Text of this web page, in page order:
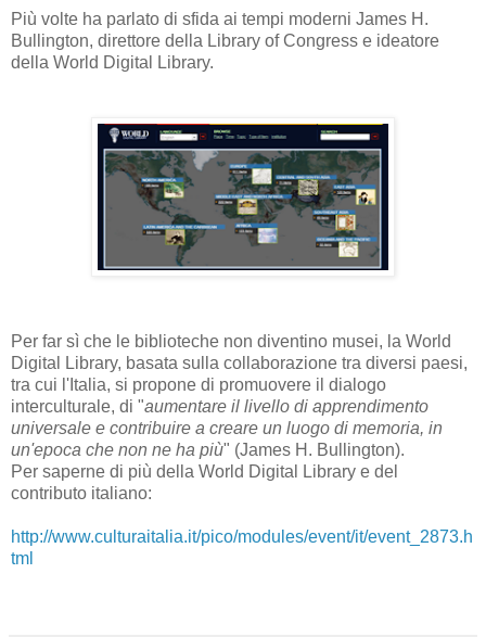
Più volte ha parlato di sfida ai tempi moderni James H.
Bullington, direttore della Library of Congress e ideatore
della World Digital Library.
Per far sì che le biblioteche non diventino musei, la World
Digital Library, basata sulla collaborazione tra diversi paesi,
tra cui l'Italia, si propone di promuovere il dialogo
interculturale, di "aumentare il livello di apprendimento
universale e contribuire a creare un luogo di memoria, in
un'epoca che non ne ha più" (James H. Bullington).
Per saperne di più della World Digital Library e del
contributo italiano:
http://www.culturaitalia.it/pico/modules/event/it/event_2873.h
tml